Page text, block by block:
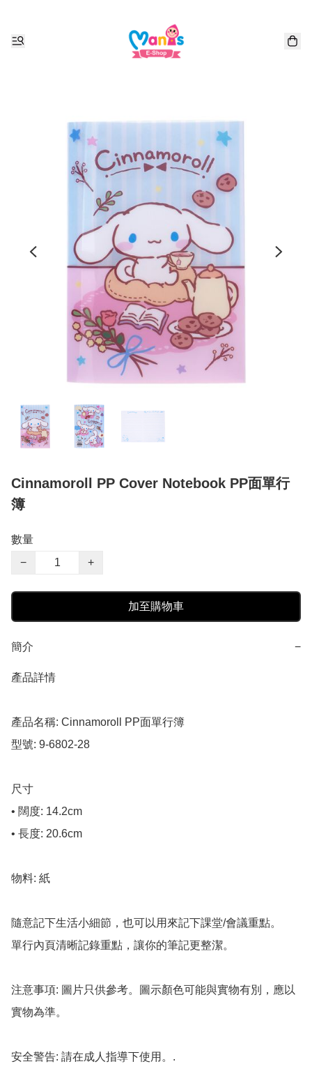
Cinnamoroll PP Cover Notebook PP面單行
簿
數量
−
+
加至購物車
簡介 −
產品詳情
產品名稱: Cinnamoroll PP面單行簿
型號: 9-6802-28
尺寸
• 闊度: 14.2cm
• 長度: 20.6cm
物料: 紙
隨意記下生活小細節，也可以用來記下課堂/會議重點。
單行內頁清晰記錄重點，讓你的筆記更整潔。
注意事項: 圖片只供參考。圖示顏色可能與實物有別，應以
實物為準。
安全警告: 請在成人指導下使用。.